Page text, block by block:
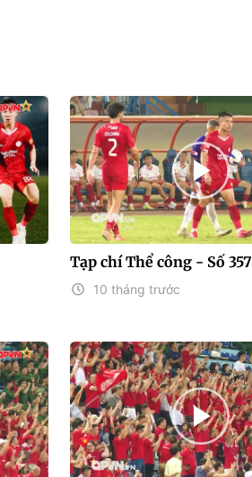
Tạp chí Thể công - Số 357
10 tháng trước